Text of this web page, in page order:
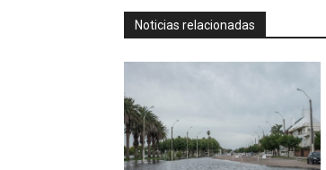
Noticias relacionadas